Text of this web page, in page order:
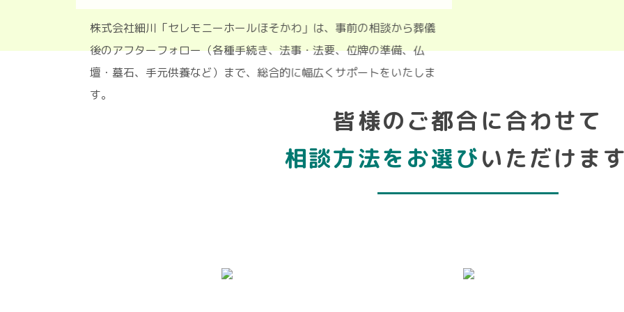
株式会社細川「セレモニーホールほそかわ」は、事前の相談から葬儀
後のアフターフォロー（各種手続き、法事・法要、位牌の準備、仏
壇・墓石、手元供養など）まで、総合的に幅広くサポートをいたしま
皆様のご都合に合わせて
相談方法をお選びいただけま